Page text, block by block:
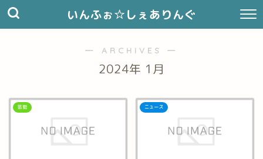
いんふぉ☆しぇありんぐ
― ARCHIVES ―
2024年 1月
芸能 ニュース